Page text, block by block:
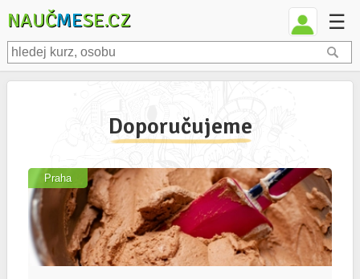
NAUČMESE.CZ ☰
Doporučujeme
Praha